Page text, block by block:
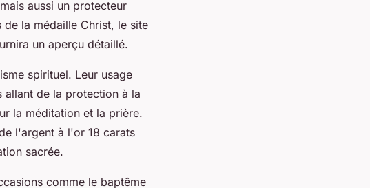
aussi un protecteur
la médaille Christ, le site
un aperçu détaillé.
spirituel. Leur usage
de la protection à la
la méditation et la prière.
l'argent à l'or 18 carats
sacrée.
comme le baptême